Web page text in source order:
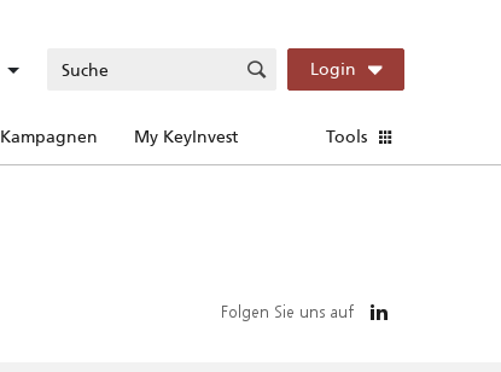
Login
Kampagnen My KeyInvest Tools
Folgen Sie uns auf